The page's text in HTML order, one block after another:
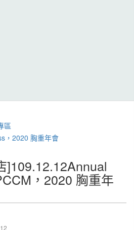
區
，2020 胸重年會
]109.12.12Annual
，2020 胸重年